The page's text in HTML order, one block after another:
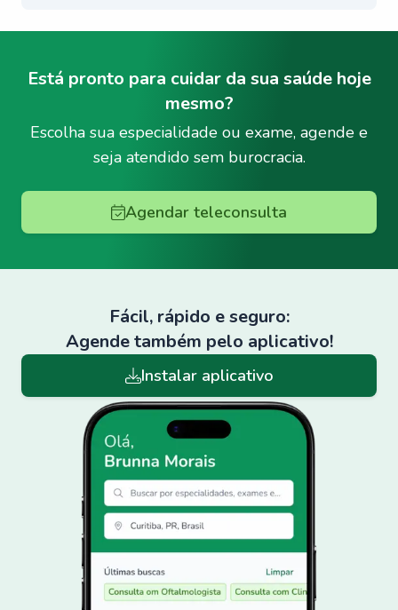
Está pronto para cuidar da sua saúde hoje
mesmo?
Escolha sua especialidade ou exame, agende e
seja atendido sem burocracia.
Agendar teleconsulta
Fácil, rápido e seguro:
Agende também pelo aplicativo!
Instalar aplicativo